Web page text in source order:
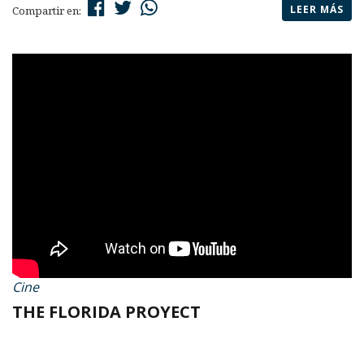
Compartir en: LEER MÁS
Cine
THE FLORIDA PROYECT